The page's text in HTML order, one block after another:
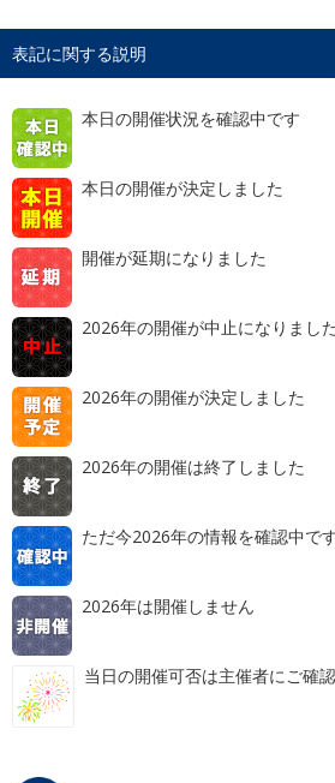
表記に関する説明
本日の開催状況を確認中です
本日の開催が決定しました
開催が延期になりました
2026年の開催が中止になりました
2026年の開催が決定しました
2026年の開催は終了しました
ただ今2026年の情報を確認中で
2026年は開催しません
当日の開催可否は主催者にご確